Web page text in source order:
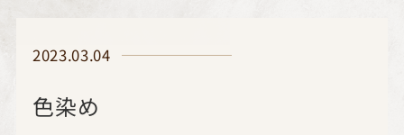
2023.03.04
色染め